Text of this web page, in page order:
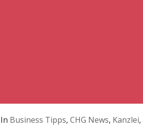
In Business Tipps, CHG News, Kanzlei,